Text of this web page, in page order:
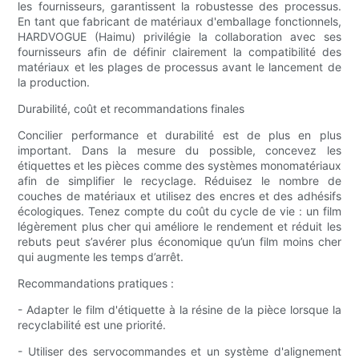
les fournisseurs, garantissent la robustesse des processus.
En tant que fabricant de matériaux d'emballage fonctionnels,
HARDVOGUE (Haimu) privilégie la collaboration avec ses
fournisseurs afin de définir clairement la compatibilité des
matériaux et les plages de processus avant le lancement de
la production.
Durabilité, coût et recommandations finales
Concilier performance et durabilité est de plus en plus
important. Dans la mesure du possible, concevez les
étiquettes et les pièces comme des systèmes monomatériaux
afin de simplifier le recyclage. Réduisez le nombre de
couches de matériaux et utilisez des encres et des adhésifs
écologiques. Tenez compte du coût du cycle de vie : un film
légèrement plus cher qui améliore le rendement et réduit les
rebuts peut s’avérer plus économique qu’un film moins cher
qui augmente les temps d’arrêt.
Recommandations pratiques :
- Adapter le film d'étiquette à la résine de la pièce lorsque la
recyclabilité est une priorité.
- Utiliser des servocommandes et un système d'alignement